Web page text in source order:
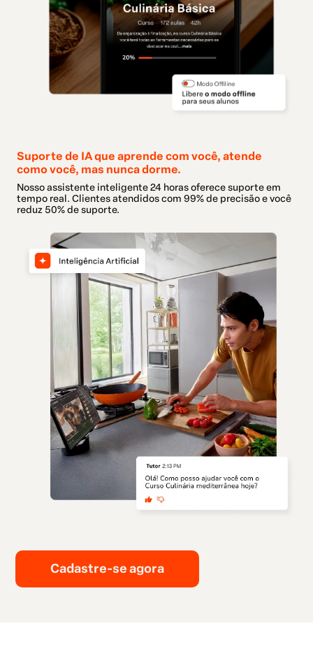
Suporte de IA que aprende com você, atende
como você, mas nunca dorme.
Nosso assistente inteligente 24 horas oferece suporte em
tempo real. Clientes atendidos com 99% de precisão e você
reduz 50% de suporte.
Cadastre-se agora